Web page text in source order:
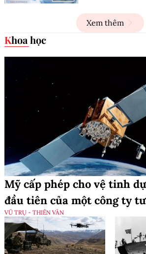
Xem thêm
Khoa học
Mỹ cấp phép cho vệ tinh
đầu tiên của một công ty
VŨ TRỤ - THIÊN VĂN